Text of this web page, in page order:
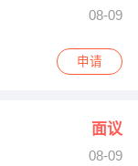
08-09
申请
面议
08-09